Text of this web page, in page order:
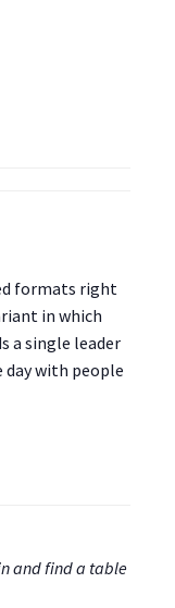
formats right
in which
a single leader
day with people
and find a table